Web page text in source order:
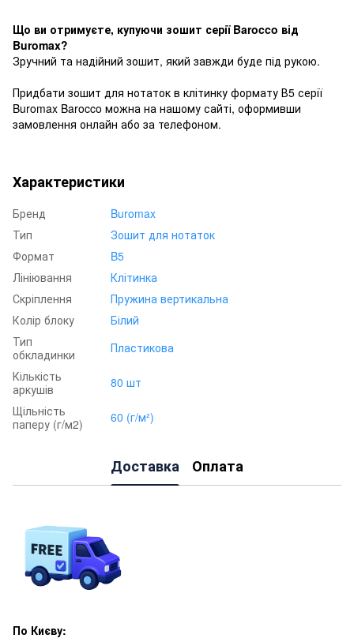
Що ви отримуєте, купуючи зошит серії Barocco від
Buromax?
Зручний та надійний зошит, який завжди буде під рукою.
Придбати зошит для нотаток в клітинку формату В5 серії
Buromax Barocco можна на нашому сайті, оформивши
замовлення онлайн або за телефоном.
Характеристики
Бренд
Buromax
Тип
Зошит для нотаток
Формат
B5
Лініювання
Клітинка
Скріплення
Пружина вертикальна
Колір блоку
Білий
Тип
обкладинки
Пластикова
Кількість
аркушів
80 шт
Щільність
паперу (г/м2)
60 (г/м²)
Доставка Оплата
По Києву: